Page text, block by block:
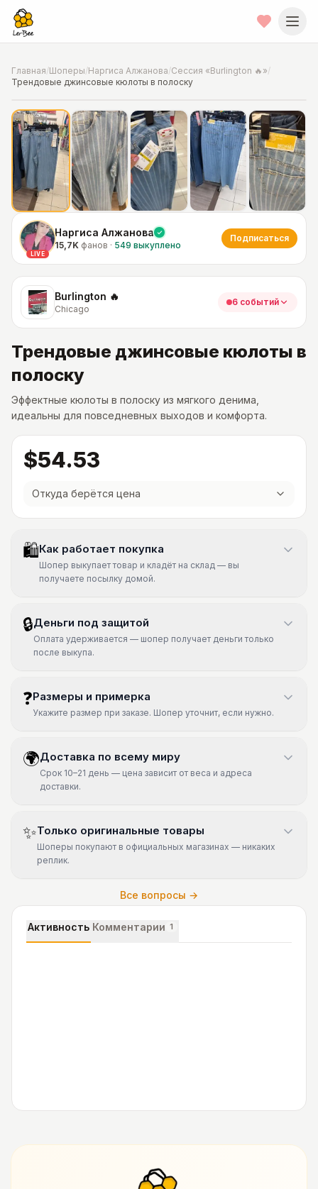
Главная/Шоперы/Наргиса Алжанова/Сессия «Burlington 🔥»/
Трендовые джинсовые кюлоты в полоску
📍Фото от шопера ·Chicago
LIVE
Наргиса Алжанова
15,7K фанов · 549 выкуплено
Подписаться
Burlington 🔥
Chicago
6 событий
Трендовые джинсовые кюлоты в
полоску
Эффектные кюлоты в полоску из мягкого денима,
идеальны для повседневных выходов и комфорта.
$54.53
Откуда берётся цена
🛍Как работает покупка
Шопер выкупает товар и кладёт на склад — вы
получаете посылку домой.
🔒Деньги под защитой
Оплата удерживается — шопер получает деньги только
после выкупа.
❓Размеры и примерка
Укажите размер при заказе. Шопер уточнит, если нужно.
🌍Доставка по всему миру
Срок 10–21 день — цена зависит от веса и адреса
доставки.
✨Только оригинальные товары
Шоперы покупают в официальных магазинах — никаких
реплик.
Все вопросы →
Активность Комментарии 1